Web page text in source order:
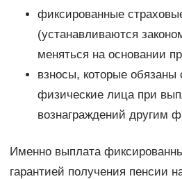
фиксированные
(устанавливаются
меняться на основании
взносы, которые обязаны
физические лица при
вознаграждений другим
Именно выплата
гарантией получения пенсии